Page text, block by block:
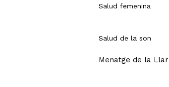
Salud femenina
Salud de la son
Menatge de la Llar